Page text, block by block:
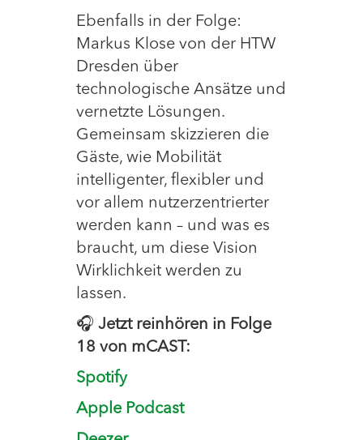
Ebenfalls in der Folge:
Markus Klose von der HTW
Dresden über
technologische Ansätze und
vernetzte Lösungen.
Gemeinsam skizzieren die
Gäste, wie Mobilität
intelligenter, flexibler und
vor allem nutzerzentrierter
werden kann – und was es
braucht, um diese Vision
Wirklichkeit werden zu
lassen.
🎧 Jetzt reinhören in Folge
18 von mCAST:
Spotify
Apple Podcast